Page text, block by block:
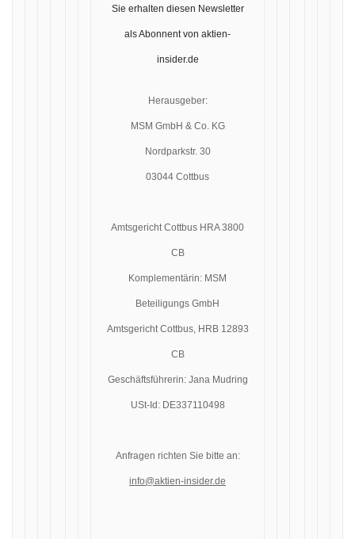
Sie erhalten diesen Newsletter
als Abonnent von aktien-
insider.de
Herausgeber:
MSM GmbH & Co. KG
Nordparkstr. 30
03044 Cottbus
Amtsgericht Cottbus HRA 3800
CB
Komplementärin: MSM
Beteiligungs GmbH
Amtsgericht Cottbus, HRB 12893
CB
Geschäftsführerin: Jana Mudring
USt-Id: DE337110498
Anfragen richten Sie bitte an:
info@aktien-insider.de